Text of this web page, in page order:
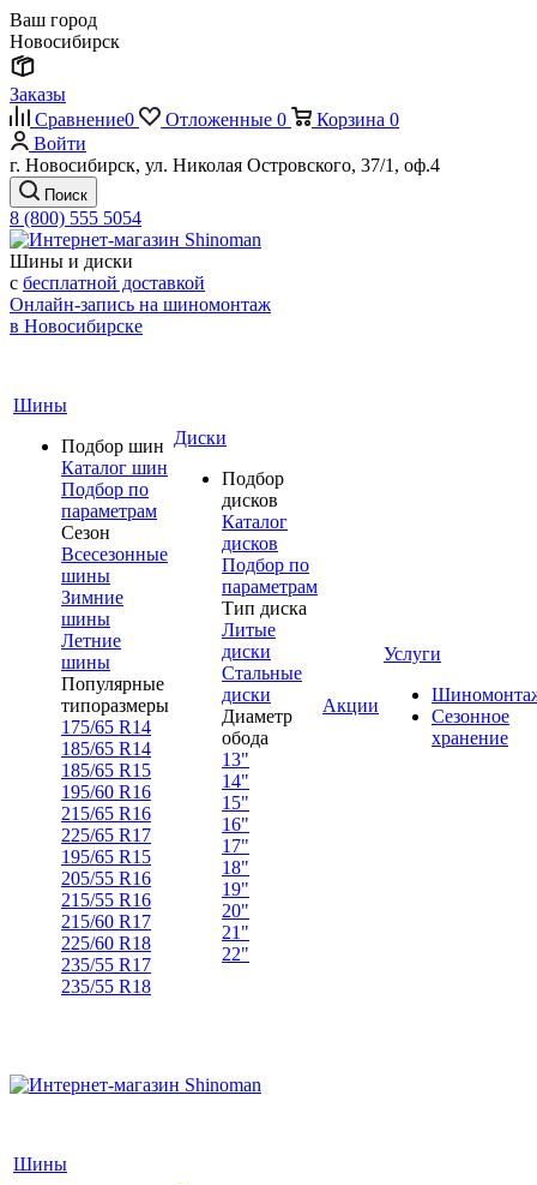
Ваш город
Новосибирск
Заказы
Сравнение0 Отложенные 0 Корзина 0
Войти
г. Новосибирск, ул. Николая Островского, 37/1, оф.4
Поиск
8 (800) 555 5054
Шины и диски
с бесплатной доставкой
Онлайн-запись на шиномонтаж
в Новосибирске
Шины
Подбор шин
Каталог шин
Подбор по
параметрам
Сезон
Всесезонные
шины
Зимние
шины
Летние
шины
Популярные
типоразмеры
175/65 R14
185/65 R14
185/65 R15
195/60 R16
215/65 R16
225/65 R17
195/65 R15
205/55 R16
215/55 R16
215/60 R17
225/60 R18
235/55 R17
235/55 R18
Диски
Подбор
дисков
Каталог
дисков
Подбор по
параметрам
Тип диска
Литые
диски
Стальные
диски
Диаметр
обода
13"
14"
15"
16"
17"
18"
19"
20"
21"
22"
Акции
Услуги
Сезонное
хранение
Шины